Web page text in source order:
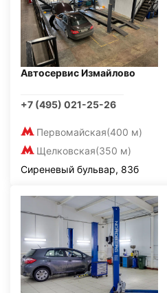
Автосервис Измайлово
+7 (495) 021-25-26
Первомайская(400 м)
Щелковская(350 м)
Сиреневый бульвар, 83б